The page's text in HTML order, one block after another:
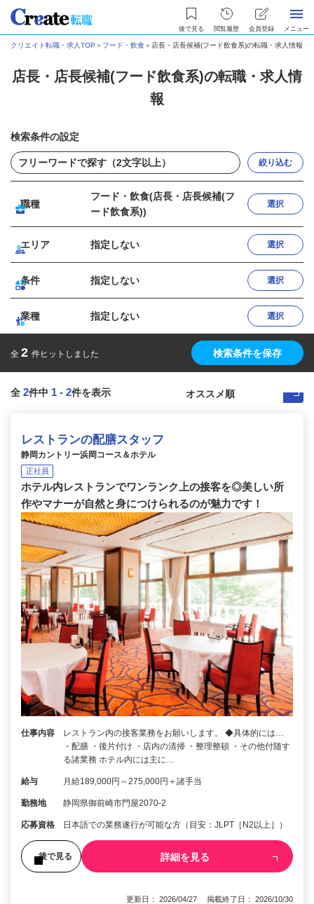
後で見る 閲覧履歴 会員登録 メニュー
クリエイト転職・求人TOP ＞ フード・飲食＞ 店長・店長候補(フード飲食系)の転職・求人情報
店長・店長候補(フード飲食系)の転職・求人情
報
検索条件の設定
絞り込む
職種
フード・飲食(店長・店長候補(フ
ード飲食系))
選択
エリア 指定しない 選択
条件 指定しない 選択
業種 指定しない 選択
全 2 件ヒットしました 検索条件を保存
全 2件中 1 - 2件を表示
レストランの配膳スタッフ
静岡カントリー浜岡コース＆ホテル
正社員
ホテル内レストランでワンランク上の接客を◎美しい所
作やマナーが自然と身につけられるのが魅力です！
仕事内容
レストラン内の接客業務をお願いします。 ◆具体的には…
・配膳 ・後片付け ・店内の清掃 ・整理整頓 ・その他付随す
る諸業務 ホテル内には主に…
給与 月給189,000円～275,000円＋諸手当
勤務地 静岡県御前崎市門屋2070-2
応募資格 日本語での業務遂行が可能な方（目安：JLPT［N2以上］）
後で見る 詳細を見る
更新日： 2026/04/27 掲載終了日： 2026/10/30